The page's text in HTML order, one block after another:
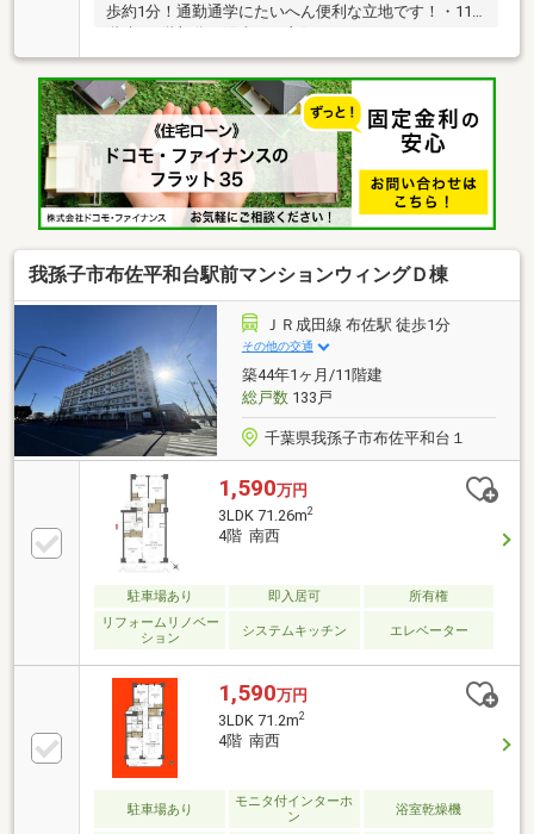
歩約1分！通勤通学にたいへん便利な立地です！・11
済で全室フローリング！たいへんキレイです・ビッグ
コミュニティなので多数の住民で管理費・修繕費を按
分するので低コストで高セキュリティに対応できま
す・エレベーター付きなので荷物が多くても安心です
■□リフォーム施工□■・新規交換：システムキッチン、
ユニットバス、洗面化粧台、電気温水器、トイレ、建
具・新規貼替：クロス全室、床材・その他：ハウスク
リーニング■□周辺環境□■・布佐小学校まで徒歩約16
我孫子市布佐平和台駅前マンションウィングＤ棟
ＪＲ成田線 布佐駅 徒歩1分
その他の交通
築44年1ヶ月/11階建
総戸数133戸
千葉県我孫子市布佐平和台１
1,590万円
3LDK 71.26m2
4階 南西
駐車場あり 即入居可
所有権
リフォームリノベー
ション
システムキッチン エレベーター
1,590万円
3LDK 71.2m2
4階 南西
駐車場あり
モニタ付インターホ
ン
浴室乾燥機